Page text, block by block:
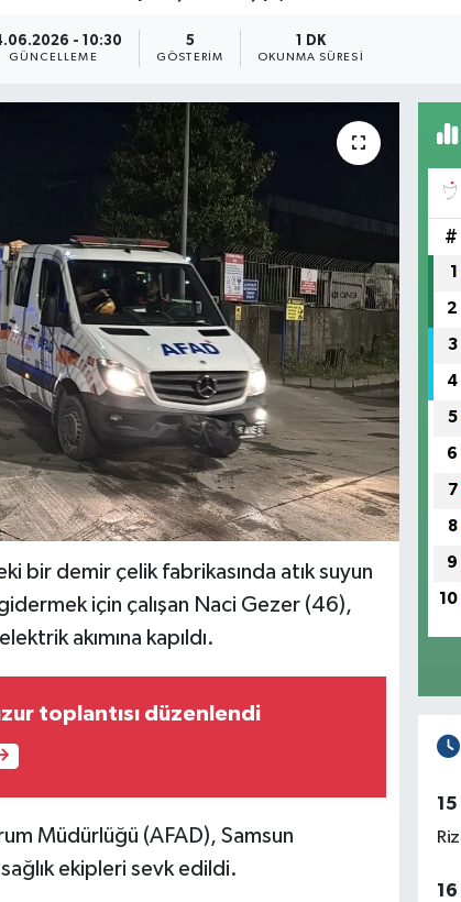
- 10:30
GÜNCELLEME
5
GÖSTERIM
1 DK
OKUNMA SÜRESI
bir demir çelik fabrikasında atık suyun
gidermek için çalışan Naci Gezer (46),
akımına kapıldı.
toplantısı düzenlendi
Müdürlüğü (AFAD), Samsun
ekipleri sevk edildi.
#
1
2
3
4
5
6
7
8
9
10
15